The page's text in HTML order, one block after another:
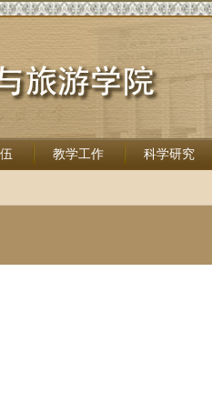
教学工作 科学研究